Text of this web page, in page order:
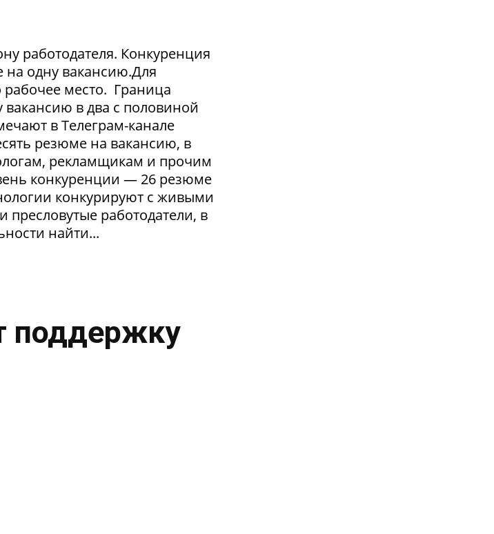
работодателя. Конкуренция
на одну вакансию.Для
рабочее место. Граница
в два с половиной
в Телеграм-канале
резюме на вакансию, в
рекламщикам и прочим
конкуренции — 26 резюме
конкурируют с живыми
пресловутые работодатели, в
найти...
поддержку